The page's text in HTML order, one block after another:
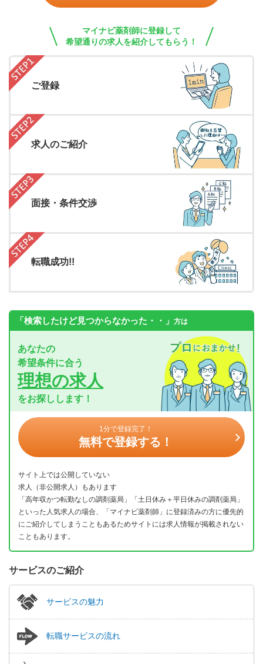
マイナビ薬剤師に登録して
希望通りの求人を紹介してもらう！
ご登録
求人のご紹介
面接・条件交渉
転職成功!!
「検索したけど見つからなかった・・」 方は
あなたの
希望条件に合う
理想の求人
をお探しします！
1分で登録完了！
無料で登録する！
サイト上では公開していない
求人（非公開求人）もあります
「高年収かつ転勤なしの調剤薬局」「土日休み＋平日休みの調剤薬局」
といった人気求人の場合、「マイナビ薬剤師」に登録済みの方に優先的
にご紹介してしまうこともあるためサイトには求人情報が掲載されない
こともあります。
サービスのご紹介
サービスの魅力
転職サービスの流れ